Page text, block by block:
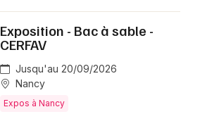
Exposition - Bac à sable -
CERFAV
Jusqu'au 20/09/2026
Nancy
Expos à Nancy